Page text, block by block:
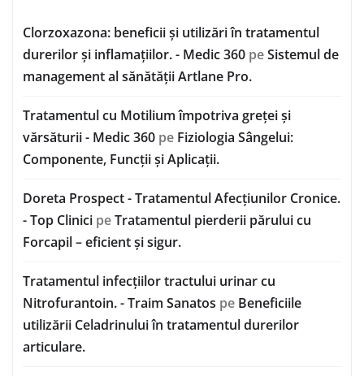
Clorzoxazona: beneficii și utilizări în tratamentul
durerilor și inflamațiilor. - Medic 360 peSistemul de
management al sănătății Artlane Pro.
Tratamentul cu Motilium împotriva greței și
vărsăturii - Medic 360 pe Fiziologia Sângelui:
Componente, Funcții și Aplicații.
Doreta Prospect - Tratamentul Afecțiunilor Cronice.
- Top Clinici peTratamentul pierderii părului cu
Forcapil – eficient și sigur.
Tratamentul infecțiilor tractului urinar cu
Nitrofurantoin. - Traim Sanatos pe Beneficiile
utilizării Celadrinului în tratamentul durerilor
articulare.